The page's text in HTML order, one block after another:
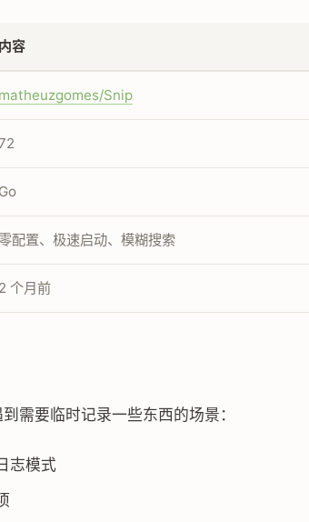
内容
matheuzgomes/Snip
Go
配置、极速启动、模糊搜索
2 个月前
需要临时记录一些东西的场景：
志模式